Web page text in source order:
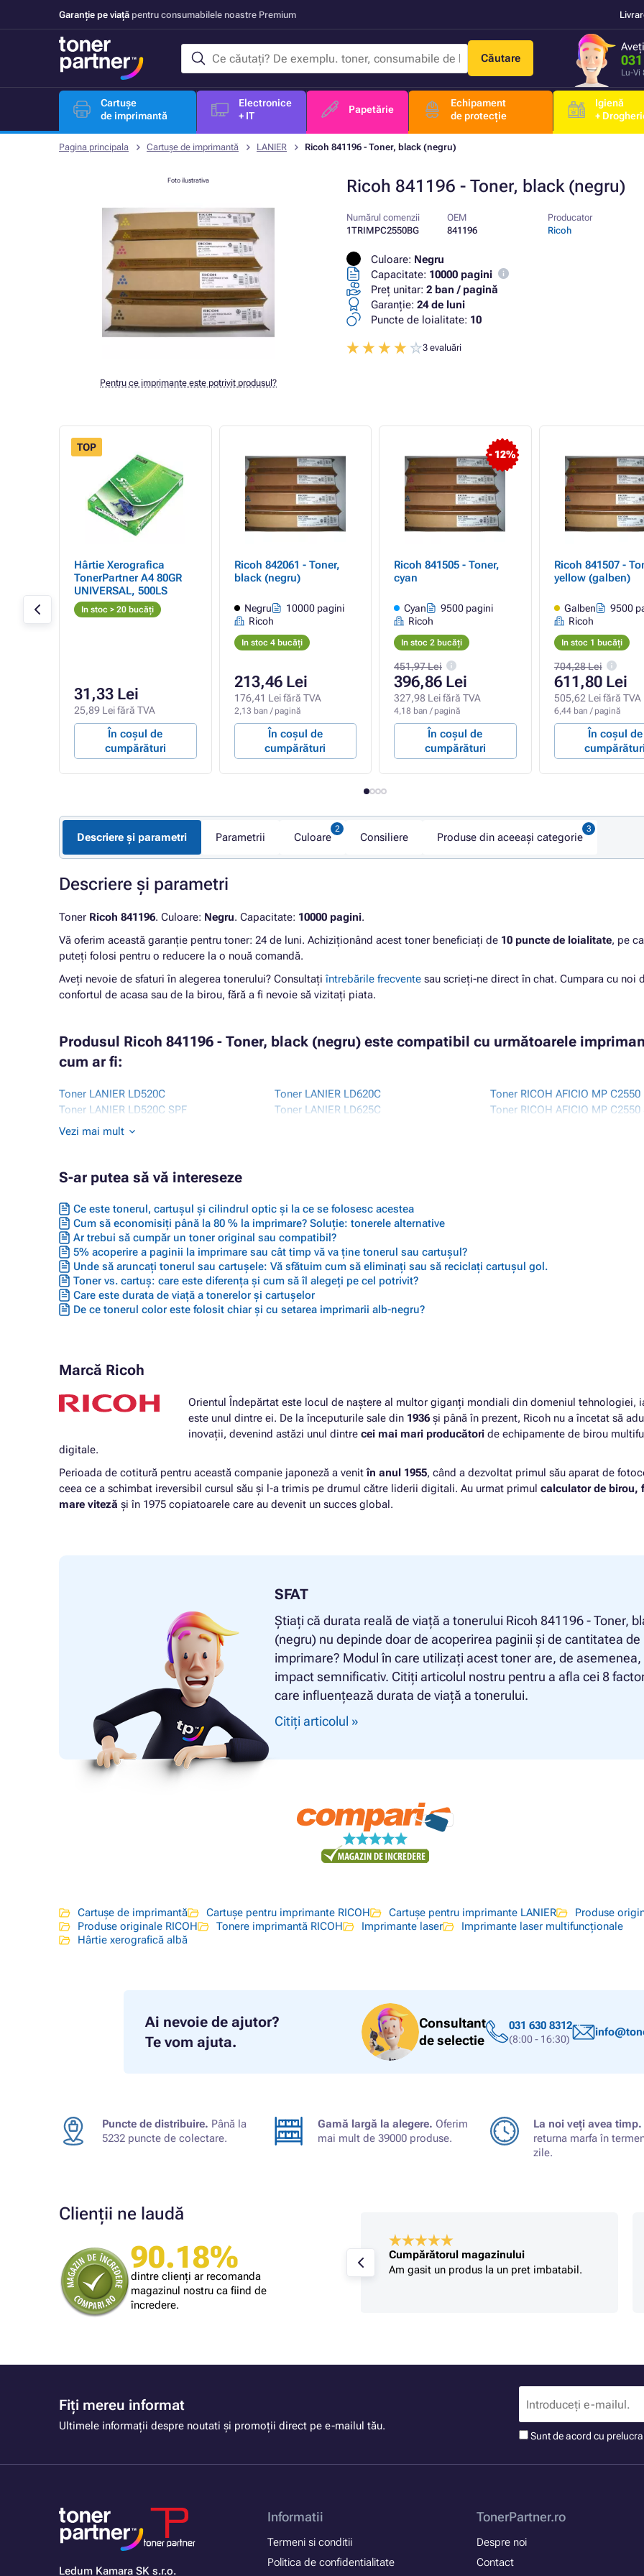
Garanție pe viață pentru consumabilele noastre Premium
Căutare
Lu-Vi
Cartușe
de imprimantă
Electronice
+ IT
Papetărie
Echipament
de protecție
Igienă
+
Pagina principala Cartușe de imprimantă LANIER Ricoh 841196 - Toner, black (negru)
Ricoh 841196 - Toner, black (negru)
Foto ilustrativa
Pentru ce imprimante este potrivit produsul?
Numărul comenzii
1TRIMPC2550BG
OEM
841196
Producator
Ricoh
Culoare: Negru
Capacitate: 10000 pagini
Preț unitar: 2 ban / pagină
Garanţie: 24 de luni
Puncte de loialitate: 10
3 evaluări
TOP
Hârtie Xerografica
TonerPartner A4 80GR
UNIVERSAL, 500LS
In stoc > 20 bucăți
31,33 Lei
25,89 Lei fără TVA
În coșul de
cumpărături
Ricoh 842061 - Toner,
black (negru)
Negru
10000 pagini
Ricoh
In stoc 4 bucăți
213,46 Lei
176,41 Lei fără TVA
2,13 ban / pagină
În coșul de
cumpărături
- 12%
Ricoh 841505 - Toner,
cyan
Cyan
9500 pagini
Ricoh
In stoc 2 bucăți
451,97 Lei
396,86 Lei
327,98 Lei fără TVA
4,18 ban / pagină
În coșul de
cumpărături
Ricoh 841507 -
yellow (galben)
Galben
9500
Ricoh
In stoc 1 bucăți
704,28 Lei
611,80 Lei
505,62 Lei fără TVA
6,44 ban / pagină
În coșul de
cumpărături
Descriere și parametri Parametrii Culoare Consiliere Produse din aceeași categorie
Descriere și parametri
Toner Ricoh 841196. Culoare: Negru. Capacitate: 10000 pagini.
Vă oferim această garanție pentru toner: 24 de luni. Achiziționând acest toner beneficiați de 10 puncte de loialitate, pe
puteți folosi pentru o reducere la o nouă comandă.
Aveți nevoie de sfaturi în alegerea tonerului? Consultați întrebările frecvente sau scrieți-ne direct în chat. Cumpara cu noi
confortul de acasa sau de la birou, fără a fi nevoie să vizitați piata.
Produsul Ricoh 841196 - Toner, black (negru) este compatibil cu următoarele
cum ar fi:
Toner LANIER LD520C
Toner LANIER LD520C SPF
Toner LANIER LD520CL
Toner LANIER LD620 SERIES
Toner LANIER LD620C
Toner LANIER LD625C
Toner RICOH AFICIO MP C2550
Toner RICOH AFICIO MP C2550
Vezi mai mult
S-ar putea să vă intereseze
Ce este tonerul, cartușul și cilindrul optic și la ce se folosesc acestea
Cum să economisiți până la 80 % la imprimare? Soluție: tonerele alternative
Ar trebui să cumpăr un toner original sau compatibil?
5% acoperire a paginii la imprimare sau cât timp vă va ține tonerul sau cartușul?
Unde să aruncați tonerul sau cartușele: Vă sfătuim cum să eliminați sau să reciclați cartușul gol.
Toner vs. cartuș: care este diferența și cum să îl alegeți pe cel potrivit?
Care este durata de viață a tonerelor și cartușelor
De ce tonerul color este folosit chiar și cu setarea imprimarii alb-negru?
Marcă Ricoh
Orientul Îndepărtat este locul de naștere al multor giganți mondiali din domeniul tehnologiei,
este unul dintre ei. De la începuturile sale din 1936și până în prezent, Ricoh nu a încetat să
inovații, devenind astăzi unul dintre cei mai mari producători de echipamente de birou
digitale.
Perioada de cotitură pentru această companie japoneză a venitîn anul 1955, când a dezvoltat primul său aparat de
ceea ce a schimbat ireversibil cursul său și l-a trimis pe drumul către liderii digitali. Au urmat primul calculator de birou,
mare viteză și în 1975 copiatoarele care au devenit un succes global.
SFAT
Știați că durata reală de viață a tonerului Ricoh 841196 - Toner,
(negru) nu depinde doar de acoperirea paginii și de cantitatea de
imprimare? Modul în care utilizați acest toner are, de asemenea,
impact semnificativ. Citiți articolul nostru pentru a afla cei 8
care influențează durata de viață a tonerului.
Citiți articolul »
Cartușe de imprimantă Cartușe pentru imprimante RICOH Cartușe pentru imprimante LANIER
Produse
Produse originale RICOH
Tonere imprimantă RICOH Imprimante laser
Imprimante laser multifuncționale
Hârtie xerografică albă
Ai nevoie de ajutor?
Te vom ajuta.
Consultant
de selectie
031 630 8312
(8:00 - 16:30)
Puncte de distribuire. Până la
5232 puncte de colectare.
Gamă largă la alegere. Oferim
mai mult de 39000 produse.
La noi veți avea timp.
returna marfa în
zile.
Clienții ne laudă
90.18%
dintre clienți ar recomanda
magazinul nostru ca fiind de
încredere.
Cumpărătorul magazinului
Simplu și rapid.
Cumpărătorul magazinului
Am gasit un produs la un pret imbatabil.
Fiți mereu informat
Ultimele informații despre noutati și promoții direct pe e-mailul tău.
Sunt de acord cu
Ledum Kamara SK s.r.o.
Informatii
Termeni si conditii
Politica de confidentialitate
TonerPartner.ro
Despre noi
Contact